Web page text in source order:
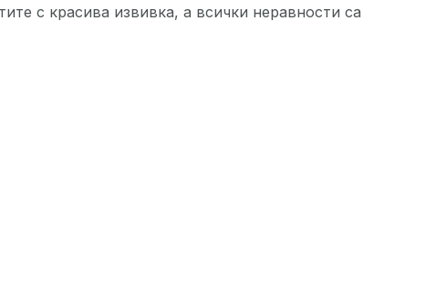
с красива извивка, а всички неравности са